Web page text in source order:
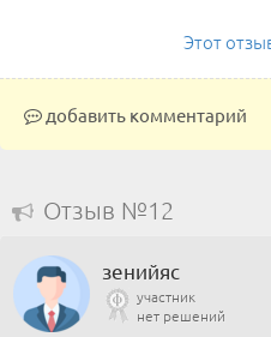
Этот
добавить комментарий
Отзыв №12
зенийяс
участник
нет решений